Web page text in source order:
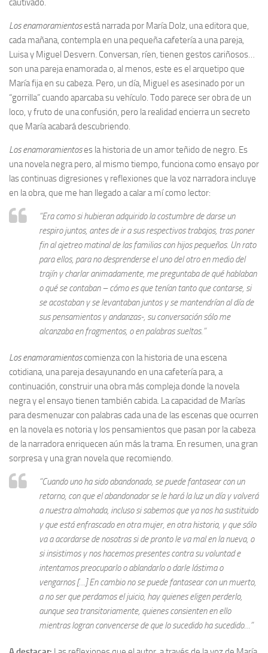
cautivado.
Los enamoramientosestá narrada por María Dolz, una editora que,
cada mañana, contempla en una pequeña cafetería a una pareja,
Luisa y Miguel Desvern. Conversan, ríen, tienen gestos cariñosos…
son una pareja enamorada o, al menos, este es el arquetipo que
María fija en su cabeza. Pero, un día, Miguel es asesinado por un
“gorrilla” cuando aparcaba su vehículo. Todo parece ser obra de un
loco, y fruto de una confusión, pero la realidad encierra un secreto
que María acabará descubriendo.
Los enamoramientoses la historia de un amor teñido de negro. Es
una novela negra pero, al mismo tiempo, funciona como ensayo por
las continuas digresiones y reflexiones que la voz narradora incluye
en la obra, que me han llegado a calar a mí como lector:
“Era como si hubieran adquirido la costumbre de darse un
respiro juntos, antes de ir a sus respectivos trabajos, tras poner
fin al ajetreo matinal de las familias con hijos pequeños. Un rato
para ellos, para no desprenderse el uno del otro en medio del
trajín y charlar animadamente, me preguntaba de qué hablaban
o qué se contaban – cómo es que tenían tanto que contarse, si
se acostaban y se levantaban juntos y se mantendrían al día de
sus pensamientos y andanzas-, su conversación sólo me
alcanzaba en fragmentos, o en palabras sueltas.”
Los enamoramientoscomienza con la historia de una escena
cotidiana, una pareja desayunando en una cafetería para, a
continuación, construir una obra más compleja donde la novela
negra y el ensayo tienen también cabida. La capacidad de Marías
para desmenuzar con palabras cada una de las escenas que ocurren
en la novela es notoria y los pensamientos que pasan por la cabeza
de la narradora enriquecen aún más la trama. En resumen, una gran
sorpresa y una gran novela que recomiendo.
“Cuando uno ha sido abandonado, se puede fantasear con un
retorno, con que el abandonador se le hará la luz un día y volverá
a nuestra almohada, incluso si sabemos que ya nos ha sustituido
y que está enfrascado en otra mujer, en otra historia, y que sólo
va a acordarse de nosotras si de pronto le va mal en la nueva, o
si insistimos y nos hacemos presentes contra su voluntad e
intentamos preocuparlo o ablandarlo o darle lástima o
vengarnos […] En cambio no se puede fantasear con un muerto,
a no ser que perdamos el juicio, hay quienes eligen perderlo,
aunque sea transitoriamente, quienes consienten en ello
mientras logran convencerse de que lo sucedido ha sucedido…”